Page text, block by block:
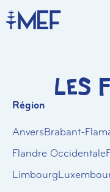
Les
Région
AnversBrabant-
Flandre Occidentale
Limbourg